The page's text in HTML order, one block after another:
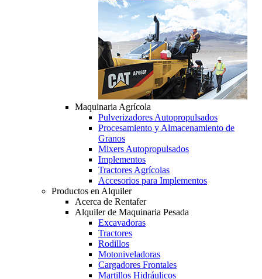
Maquinaria Agrícola
Pulverizadores Autopropulsados
Procesamiento y Almacenamiento de
Granos
Mixers Autopropulsados
Implementos
Tractores Agrícolas
Accesorios para Implementos
Productos en Alquiler
Acerca de Rentafer
Alquiler de Maquinaria Pesada
Excavadoras
Tractores
Rodillos
Motoniveladoras
Cargadores Frontales
Martillos Hidráulicos